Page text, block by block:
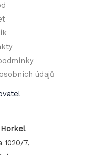
údajů
1020/7,